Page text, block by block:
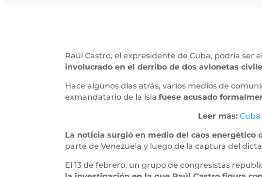
Raúl Castro, el expresidente de Cuba, podría ser
involucrado en el derribo de dos avionetas
Hace algunos días atrás, varios medios de
exmandatario de la islafuese acusado
Leer más:
La noticia surgió en medio del caos energético
parte de Venezuela y luego de la captura del
El 13 de febrero, un grupo de congresistas